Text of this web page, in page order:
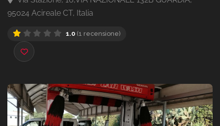
Via Stazione, 16,VIA NAZIONALE 132B GUARDIA,